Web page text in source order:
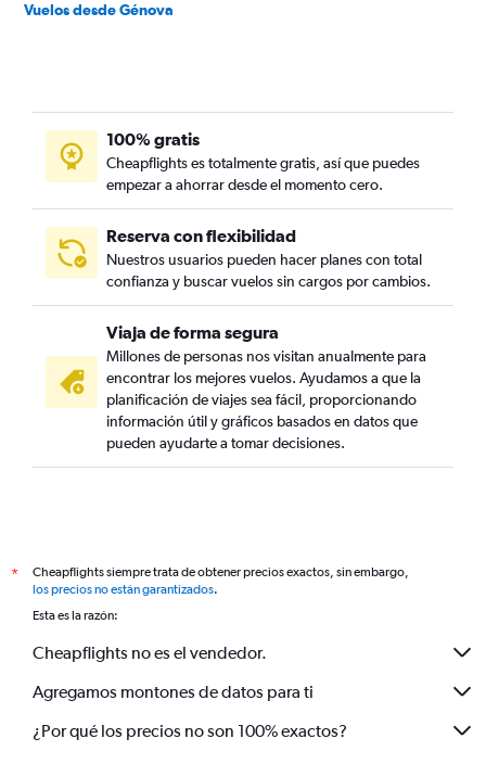
Vuelos desde Génova
100% gratis
Cheapflights es totalmente gratis, así que puedes
empezar a ahorrar desde el momento cero.
Reserva con flexibilidad
Nuestros usuarios pueden hacer planes con total
confianza y buscar vuelos sin cargos por cambios.
Viaja de forma segura
Millones de personas nos visitan anualmente para
encontrar los mejores vuelos. Ayudamos a que la
planificación de viajes sea fácil, proporcionando
información útil y gráficos basados en datos que
pueden ayudarte a tomar decisiones.
*
Cheapflights siempre trata de obtener precios exactos, sin embargo,
los precios no están garantizados.
Esta es la razón:
Cheapflights no es el vendedor.
Agregamos montones de datos para ti
¿Por qué los precios no son 100% exactos?